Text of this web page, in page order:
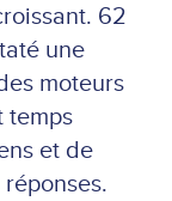
62
une
moteurs
temps
et de